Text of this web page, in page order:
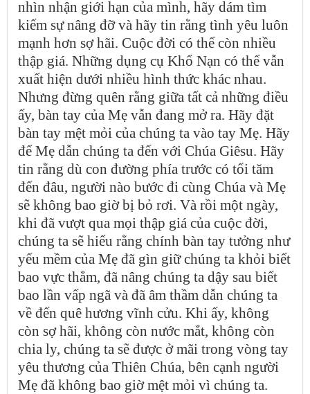
nhìn nhận giới hạn của mình, hãy dám tìm
kiếm sự nâng đỡ và hãy tin rằng tình yêu luôn
mạnh hơn sợ hãi. Cuộc đời có thể còn nhiều
thập giá. Những dụng cụ Khổ Nạn có thể vẫn
xuất hiện dưới nhiều hình thức khác nhau.
Nhưng đừng quên rằng giữa tất cả những điều
ấy, bàn tay của Mẹ vẫn đang mở ra. Hãy đặt
bàn tay mệt mỏi của chúng ta vào tay Mẹ. Hãy
để Mẹ dẫn chúng ta đến với Chúa Giêsu. Hãy
tin rằng dù con đường phía trước có tối tăm
đến đâu, người nào bước đi cùng Chúa và Mẹ
sẽ không bao giờ bị bỏ rơi. Và rồi một ngày,
khi đã vượt qua mọi thập giá của cuộc đời,
chúng ta sẽ hiểu rằng chính bàn tay tưởng như
yếu mềm của Mẹ đã gìn giữ chúng ta khỏi biết
bao vực thẳm, đã nâng chúng ta dậy sau biết
bao lần vấp ngã và đã âm thầm dẫn chúng ta
về đến quê hương vĩnh cửu. Khi ấy, không
còn sợ hãi, không còn nước mắt, không còn
chia ly, chúng ta sẽ được ở mãi trong vòng tay
yêu thương của Thiên Chúa, bên cạnh người
Mẹ đã không bao giờ mệt mỏi vì chúng ta.